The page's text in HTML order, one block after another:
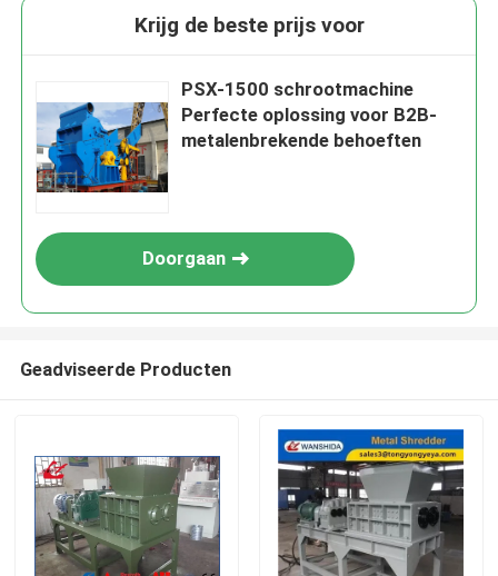
Krijg de beste prijs voor
PSX-1500 schrootmachine
Perfecte oplossing voor B2B-
metalenbrekende behoeften
Doorgaan
Geadviseerde Producten